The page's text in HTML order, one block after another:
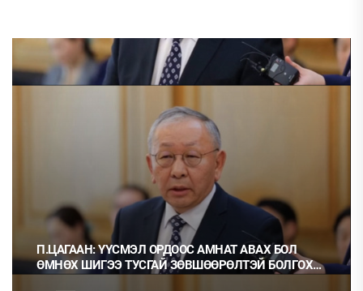
П.ЦАГААН: ҮҮСМЭЛ ОРДООС АМНАТ АВАХ БОЛ
ӨМНӨХ ШИГЭЭ ТУСГАЙ ЗӨВШӨӨРӨЛТЭЙ БОЛГОХ